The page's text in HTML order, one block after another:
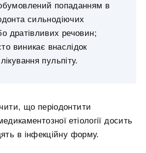
попаданням в
сильнодіючих
дратівливих речовин;
виникає внаслідок
пульпіту.
що періодонтити
етіології досить
в інфекційну форму.